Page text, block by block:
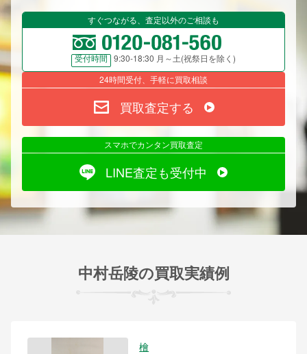
すぐつながる、査定以外のご相談も
受付時間
9:30-18:30 月～土(祝祭日を除く)
24時間受付、手軽に買取相談
買取査定する
スマホでカンタン買取査定
LINE査定も受付中
中村岳陵の買取実績例
檜